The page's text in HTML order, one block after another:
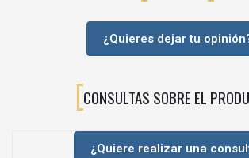
¿Quieres dejar tu
CONSULTAS SOBRE EL
¿Quiere realizar una